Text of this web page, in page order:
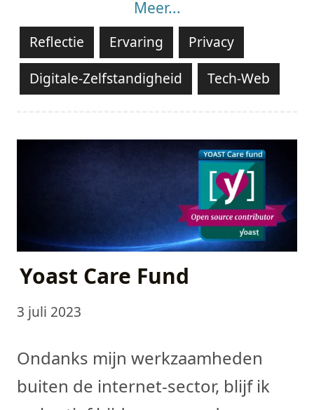
Meer...
Reflectie Ervaring
Privacy
Digitale-Zelfstandigheid
Tech-Web
Yoast Care Fund
3 juli 2023
Ondanks mijn werkzaamheden
buiten de internet-sector, blijf ik